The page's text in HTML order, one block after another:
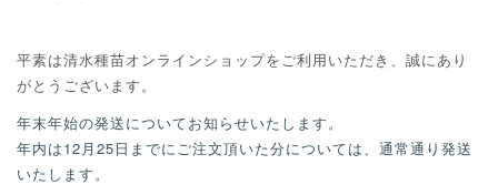
g
o
平素は清水種苗オンラインショップをご利用いただき、誠にあり
がとうございます。
年末年始の発送についてお知らせいたします。
年内は12月25日までにご注文頂いた分については、通常通り発送
いたします。